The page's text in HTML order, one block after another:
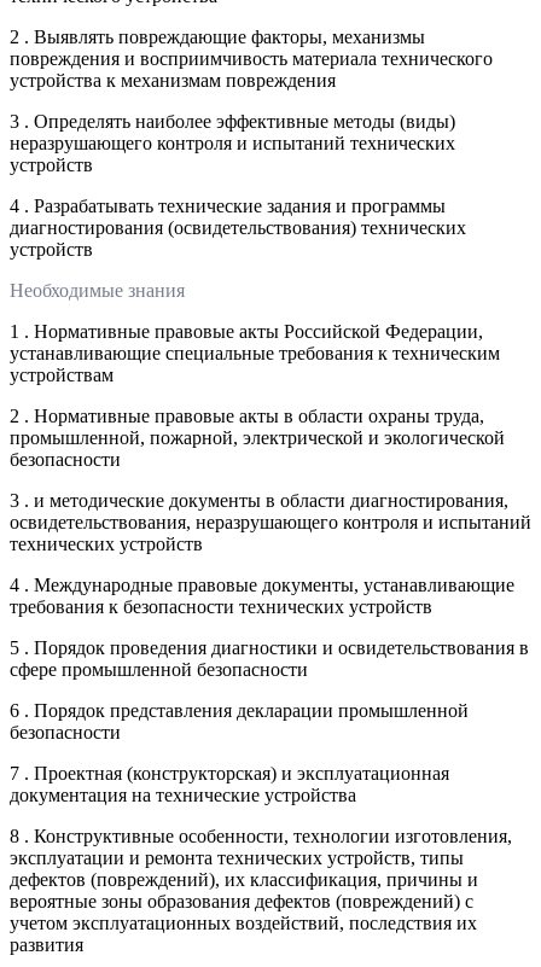
2 . Выявлять повреждающие факторы, механизмы
повреждения и восприимчивость материала технического
устройства к механизмам повреждения
3 . Определять наиболее эффективные методы (виды)
неразрушающего контроля и испытаний технических
устройств
4 . Разрабатывать технические задания и программы
диагностирования (освидетельствования) технических
устройств
Необходимые знания
1 . Нормативные правовые акты Российской Федерации,
устанавливающие специальные требования к техническим
устройствам
2 . Нормативные правовые акты в области охраны труда,
промышленной, пожарной, электрической и экологической
безопасности
3 . и методические документы в области диагностирования,
освидетельствования, неразрушающего контроля и испытаний
технических устройств
4 . Международные правовые документы, устанавливающие
требования к безопасности технических устройств
5 . Порядок проведения диагностики и освидетельствования в
сфере промышленной безопасности
6 . Порядок представления декларации промышленной
безопасности
7 . Проектная (конструкторская) и эксплуатационная
документация на технические устройства
8 . Конструктивные особенности, технологии изготовления,
эксплуатации и ремонта технических устройств, типы
дефектов (повреждений), их классификация, причины и
вероятные зоны образования дефектов (повреждений) с
учетом эксплуатационных воздействий, последствия их
развития